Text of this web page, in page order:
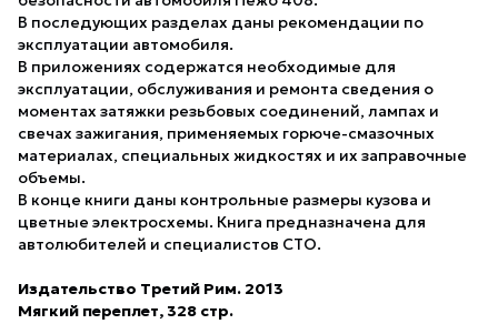
В последующих разделах даны рекомендации по
эксплуатации автомобиля.
В приложениях содержатся необходимые для
эксплуатации, обслуживания и ремонта сведения о
моментах затяжки резьбовых соединений, лампах и
свечах зажигания, применяемых горюче-смазочных
материалах, специальных жидкостях и их заправочные
объемы.
В конце книги даны контрольные размеры кузова и
цветные электросхемы. Книга предназначена для
автолюбителей и специалистов СТО.
Издательство Третий Рим. 2013
Мягкий переплет, 328 стр.